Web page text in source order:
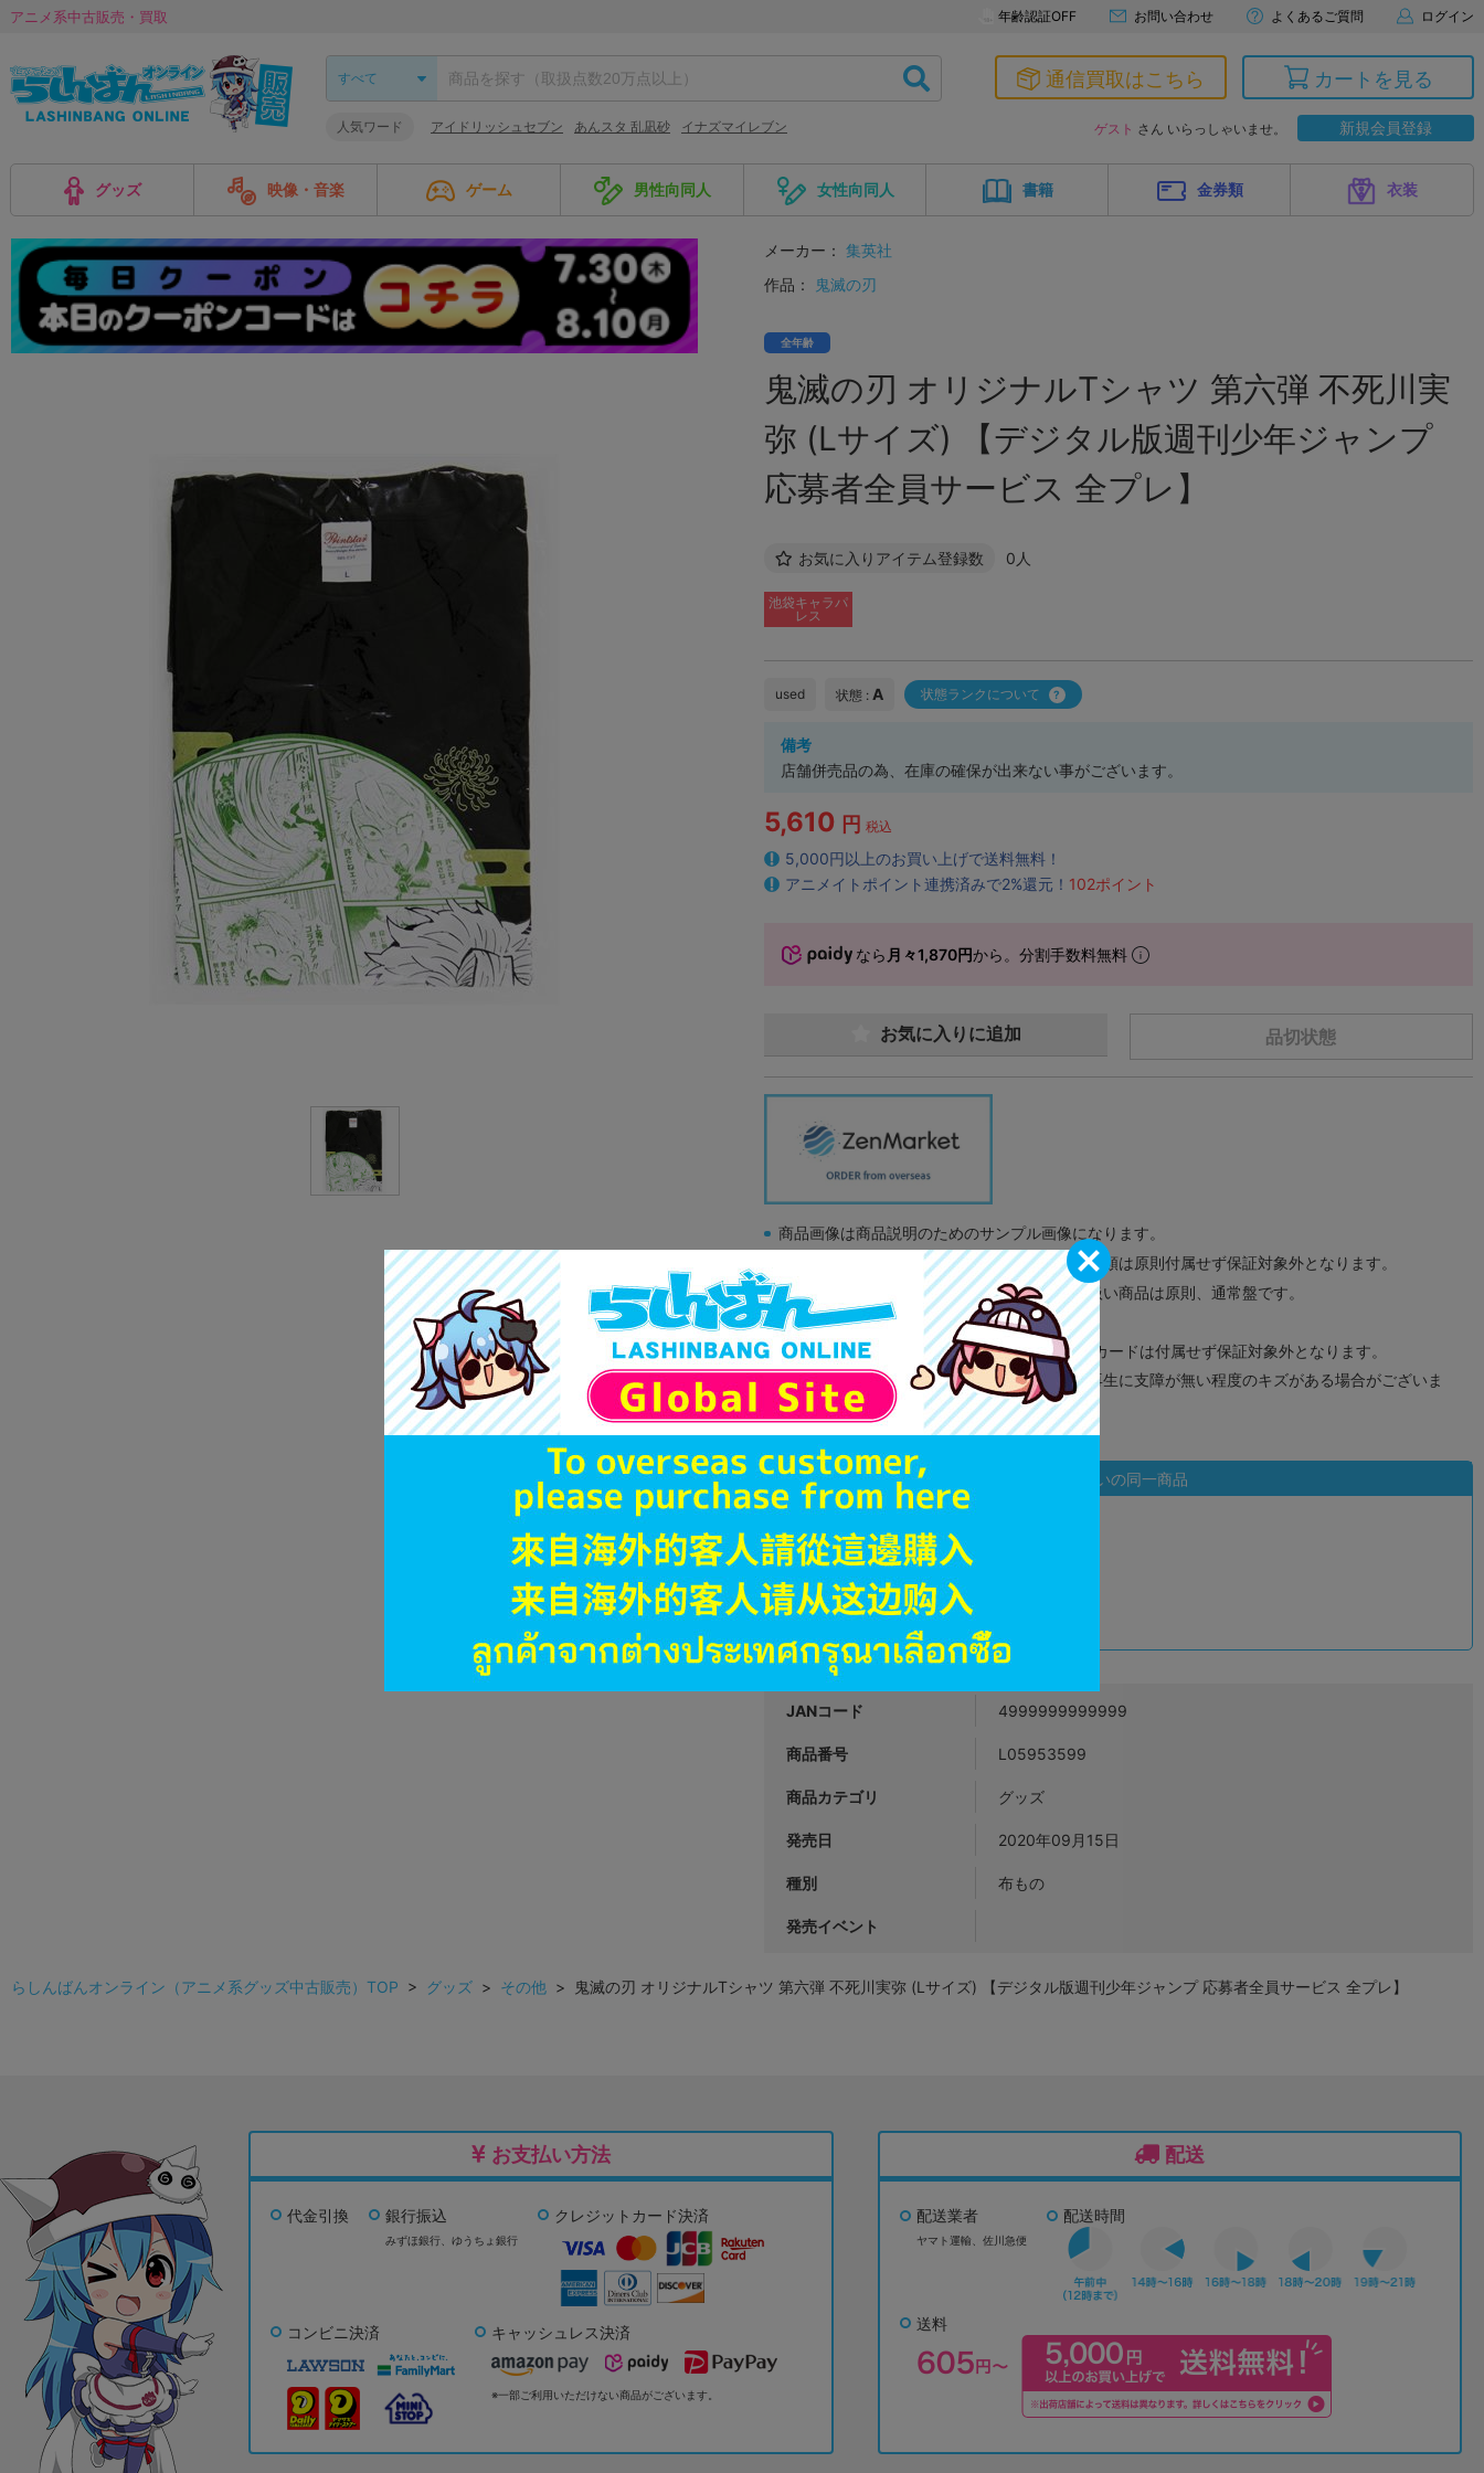
アニメ系中古販売・買取 年齢認証OFF お問い合わせ よくあるご質問 ログイン
人気ワード アイドリッシュセブン あんスタ 乱凪砂 イナズマイレブン
通信買取はこちら カートを見る
ゲスト さん いらっしゃいませ。 新規会員登録
グッズ 映像・音楽 ゲーム 男性向同人 女性向同人 書籍 金券類 衣装
メーカー： 集英社
作品：
鬼滅の刃
全年齢
鬼滅の刃 オリジナルTシャツ 第六弾 不死川実
弥 (Lサイズ) 【デジタル版週刊少年ジャンプ
応募者全員サービス 全プレ】
お気に入りアイテム登録数 0人
池袋キャラパ
レス
used 状態 : A 状態ランクについて
備考
店舗併売品の為、在庫の確保が出来ない事がございます。
5,610 円 税込
5,000円以上のお買い上げで送料無料！
アニメイトポイント連携済みで2%還元！ 102ポイント
なら 月々1,870円から。分割手数料無料
品切状態
お気に入りに追加
商品画像は商品説明のためのサンプル画像になります。
販促物、書籍の帯やぬいぐるみのタグ、コード類は原則付属せず保証対象外となります。
商品名や備考欄に特別な記載が無い限り取り扱い商品は原則、通常盤です。
「電池」は原則として保証対象外となります。
ゲーム機本体には、SDカードなどのメモリーカードは付属せず保証対象外となります。
ディスク類の読み取り面のキズに関しまして再生に支障が無い程度のキズがある場合がございま
す。
※詳細につきましてはコチラ
状態違いの同一商品
状態 :A
オンライン
9,990 円 税込
JANコード 4999999999999
商品番号 L05953599
商品カテゴリ グッズ
発売日 2020年09月15日
種別 布もの
発売イベント
らしんばんオンライン（アニメ系グッズ中古販売）TOP > グッズ > その他 > 鬼滅の刃 オリジナルTシャツ 第六弾 不死川実弥 (Lサイズ) 【デジタル版週刊少年ジャンプ 応募者全員サービス 全プレ】
お支払い方法
代金引換 銀行振込
みずほ銀行、 ゆうちょ銀行
クレジットカード決済
コンビニ決済 キャッシュレス決済
※一部ご利用いただけない商品がございます。
配送
配送業者
ヤマト運輸、佐川急便
配送時間
送料